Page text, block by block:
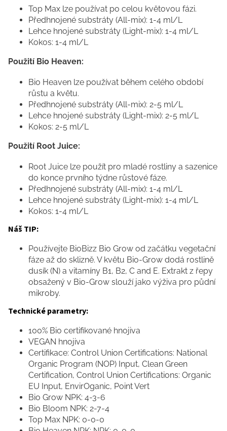
Top Max lze používat po celou květovou fázi.
Předhnojené substráty (All-mix): 1-4 ml/L
Lehce hnojené substráty (Light-mix): 1-4 ml/L
Kokos: 1-4 ml/L
Použití Bio Heaven:
Bio Heaven lze používat během celého období
růstu a květu.
Předhnojené substráty (All-mix): 2-5 ml/L
Lehce hnojené substráty (Light-mix): 2-5 ml/L
Kokos: 2-5 ml/L
Použití Root Juice:
Root Juice lze použít pro mladé rostliny a sazenice
do konce prvního týdne růstové fáze.
Předhnojené substráty (All-mix): 1-4 ml/L
Lehce hnojené substráty (Light-mix): 1-4 ml/L
Kokos: 1-4 ml/L
Náš TIP:
Používejte BioBizz Bio Grow od začátku vegetační
fáze až do sklizně. V květu Bio-Grow dodá rostlině
dusík (N) a vitamíny B1, B2, C and E. Extrakt z řepy
obsažený v Bio-Grow slouží jako výživa pro půdní
mikroby.
Technické parametry:
100% Bio certifikované hnojiva
VEGAN hnojiva
Certifikace: Control Union Certifications: National
Organic Program (NOP) Input, Clean Green
Certification, Control Union Certifications: Organic
EU Input, EnvirOganic, Point Vert
Bio Grow NPK: 4-3-6
Bio Bloom NPK: 2-7-4
Top Max NPK: 0-0-0